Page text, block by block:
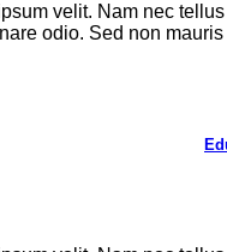
velit. Nam nec
odio. Sed non